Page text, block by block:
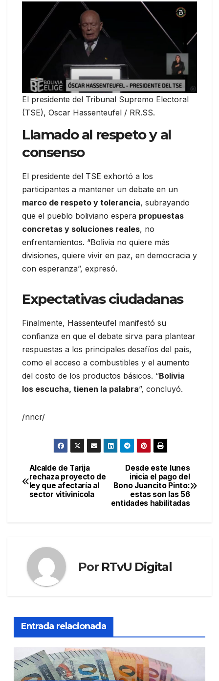
El presidente del Tribunal Supremo Electoral
(TSE), Oscar Hassenteufel / RR.SS.
Llamado al respeto y al
consenso
El presidente del TSE exhortó a los
participantes a mantener un debate en un
marco de respeto y tolerancia, subrayando
que el pueblo boliviano espera propuestas
concretas y soluciones reales, no
enfrentamientos. “Bolivia no quiere más
divisiones, quiere vivir en paz, en democracia y
con esperanza”, expresó.
Expectativas ciudadanas
Finalmente, Hassenteufel manifestó su
confianza en que el debate sirva para plantear
respuestas a los principales desafíos del país,
como el acceso a combustibles y el aumento
del costo de los productos básicos. “Bolivia
los escucha, tienen la palabra”, concluyó.
/nncr/
Navegación
de
Desde este lunes
inicia el pago del
Bono Juancito Pinto:
estas son las 56
entidades habilitadas
Alcalde de Tarija
rechaza proyecto de
ley que afectaría al
sector vitivinícola
Por RTvU Digital
Entrada relacionada